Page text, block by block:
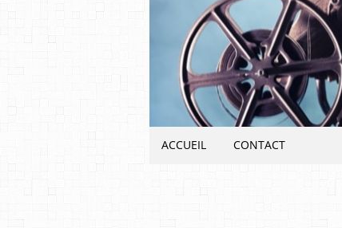
ACCUEIL CONTACT